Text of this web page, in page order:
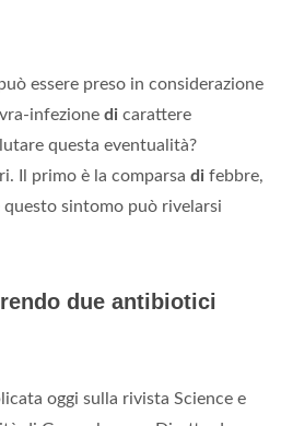
essere preso in considerazione
infezione di carattere
questa eventualità?
Il primo è la comparsa di febbre,
sintomo può rivelarsi
due antibiotici
oggi sulla rivista Science e